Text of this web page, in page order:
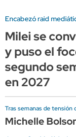
Encabezó raid
Milei se
y puso el
segundo
en 2027
Tras semanas de tensión
Michelle